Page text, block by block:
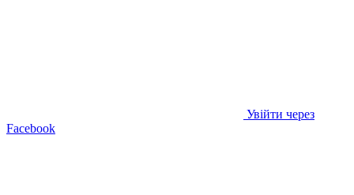
Увійти через
Facebook